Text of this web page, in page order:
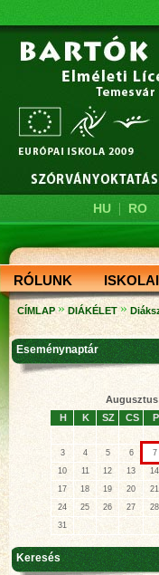
HU| RO
RÓLUNK
CÍMLAP » DIÁKÉLET »
Eseménynaptár
Augusztus
H
K SZ CS P
3
4 5 6 7
10
11 12 13 14
17
18 19 20 21
24
25 26 27 28
31
Keresés